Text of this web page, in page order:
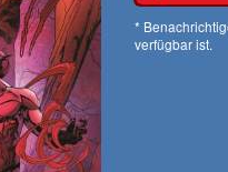
*
verfügbar ist.